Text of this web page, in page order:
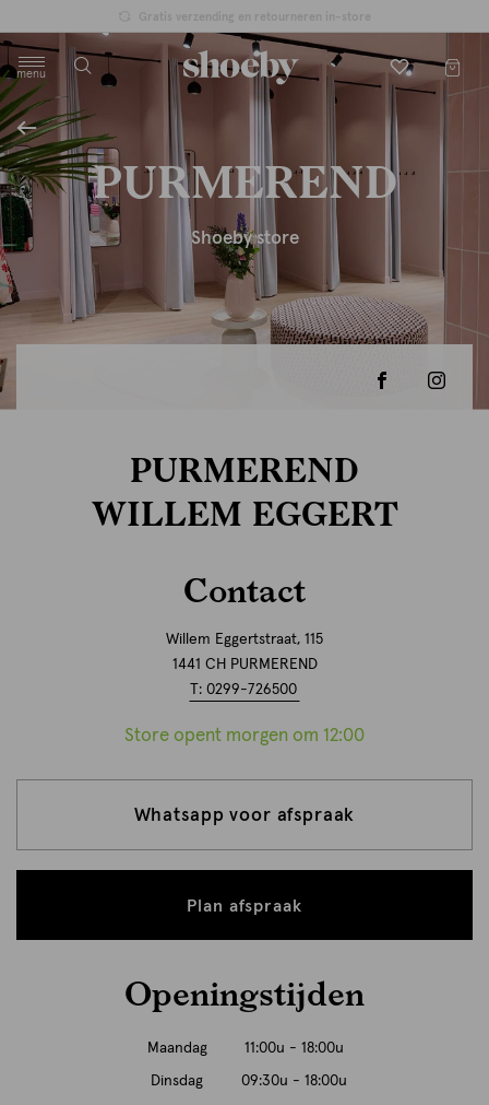
Gratis verzending en retourneren in-store
menu
label.header.toggle
PURMEREND
Shoeby store
PURMEREND
WILLEM EGGERT
Contact
Willem Eggertstraat, 115
1441 CH PURMEREND
T: 0299-726500
Store opent morgen om 12:00
Whatsapp voor afspraak
Plan afspraak
Openingstijden
Maandag 11:00u - 18:00u
Dinsdag 09:30u - 18:00u